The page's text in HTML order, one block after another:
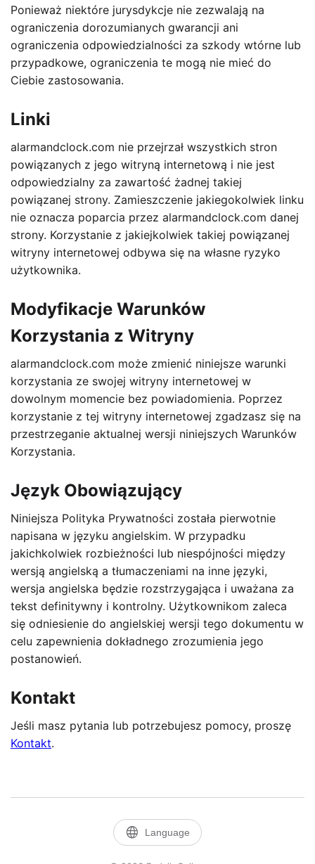
Ponieważ niektóre jurysdykcje nie zezwalają na
ograniczenia dorozumianych gwarancji ani
ograniczenia odpowiedzialności za szkody wtórne lub
przypadkowe, ograniczenia te mogą nie mieć do
Ciebie zastosowania.
Linki
alarmandclock.com nie przejrzał wszystkich stron
powiązanych z jego witryną internetową i nie jest
odpowiedzialny za zawartość żadnej takiej
powiązanej strony. Zamieszczenie jakiegokolwiek linku
nie oznacza poparcia przez alarmandclock.com danej
strony. Korzystanie z jakiejkolwiek takiej powiązanej
witryny internetowej odbywa się na własne ryzyko
użytkownika.
Modyfikacje Warunków
Korzystania z Witryny
alarmandclock.com może zmienić niniejsze warunki
korzystania ze swojej witryny internetowej w
dowolnym momencie bez powiadomienia. Poprzez
korzystanie z tej witryny internetowej zgadzasz się na
przestrzeganie aktualnej wersji niniejszych Warunków
Korzystania.
Język Obowiązujący
Niniejsza Polityka Prywatności została pierwotnie
napisana w języku angielskim. W przypadku
jakichkolwiek rozbieżności lub niespójności między
wersją angielską a tłumaczeniami na inne języki,
wersja angielska będzie rozstrzygająca i uważana za
tekst definitywny i kontrolny. Użytkownikom zaleca
się odniesienie do angielskiej wersji tego dokumentu w
celu zapewnienia dokładnego zrozumienia jego
postanowień.
Kontakt
Jeśli masz pytania lub potrzebujesz pomocy, proszę
Kontakt.
language Language